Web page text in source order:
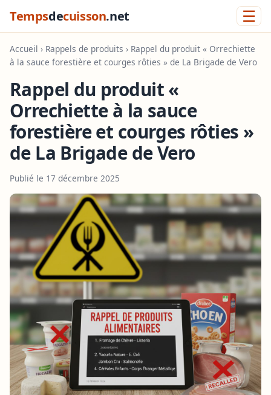
Tempsdecuisson.net ☰
Accueil › Rappels de produits › Rappel du produit « Orrechiette
à la sauce forestière et courges rôties » de La Brigade de Vero
Rappel du produit «
Orrechiette à la sauce
forestière et courges rôties »
de La Brigade de Vero
Publié le 17 décembre 2025